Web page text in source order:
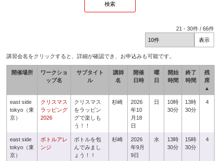
21 -30件 /66件
講習会名をクリックすると、詳細が確認でき、お申込みも可能です。
開催場所
ワークショ
ップ名
サブタイト
ル
講師
名
開催
日時
曜
日
開始
時間
終了
時間
残
席
▲
east side
tokyo（東
京）
クリスマス
ラッピング
2026
クリスマス
をラッピン
グで楽しも
う！！
杉崎
2026
年10
月18
日
日
10時
30分
13時
30分
4
east side
tokyo（東
京）
ボトルアレ
ンジ
ボトルを包
んでみまし
ょう！！
杉崎
2026
年9月
9日
水
13時
30分
15時
30分
4